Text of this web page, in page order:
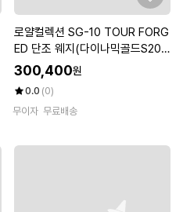
로얄컬렉션 SG-10 TOUR FORG
ED 단조 웨지(다이나믹골드S20
0)
300,400원
0.0 (0)
무이자 무료배송